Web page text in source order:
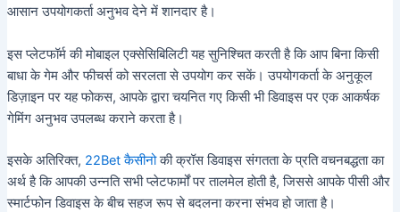
आसान उपयोगकर्ता अनुभव देने में शानदार है।
इस प्लेटफॉर्म की मोबाइल एक्सेसिबिलिटी यह सुनिश्चित करती है कि आप बिना किसी
बाधा के गेम और फीचर्स को सरलता से उपयोग कर सकें। उपयोगकर्ता के अनुकूल
डिज़ाइन पर यह फोकस, आपके द्वारा चयनित गए किसी भी डिवाइस पर एक आकर्षक
गेमिंग अनुभव उपलब्ध कराने करता है।
इसके अतिरिक्त, 22Bet कैसीनोकी क्रॉस डिवाइस संगतता के प्रति वचनबद्धता का
अर्थ है कि आपकी उन्नति सभी प्लेटफार्मों पर तालमेल होती है, जिससे आपके पीसी और
स्मार्टफोन डिवाइस के बीच सहज रूप से बदलना करना संभव हो जाता है।